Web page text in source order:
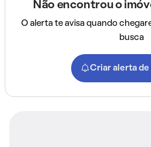
Não encontrou o
O alerta te avisa quando
busca
Criar alerta de